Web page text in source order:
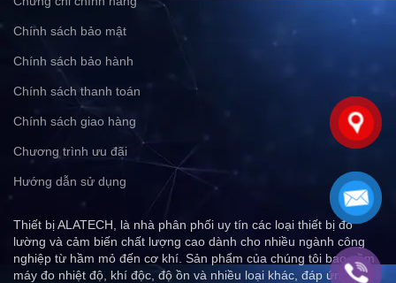
Chính sách bảo mật
Chính sách bảo hành
Chính sách thanh toán
Chính sách giao hàng
Chương trình ưu đãi
Hướng dẫn sử dụng
Thiết bị ALATECH, là nhà phân phối uy tín các loại thiết bị đo
lường và cảm biến chất lượng cao dành cho nhiều ngành công
nghiệp từ hầm mỏ đến cơ khí. Sản phẩm của chúng tôi bao gồm
máy đo nhiệt độ, khí độc, độ ồn và nhiều loại khác, đáp ứng mọi